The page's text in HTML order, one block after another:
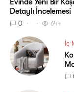
Evinde Yeni Bir
Detaylı İncelemesi
0 644
İç